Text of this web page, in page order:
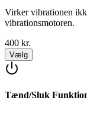
Virker vibrationen
vibrationsmotoren.
400 kr.
Vælg
Tænd/Sluk